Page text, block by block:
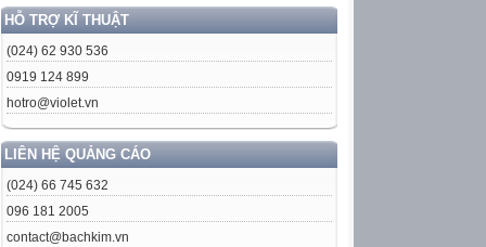
HỖ TRỢ KĨ THUẬT
(024) 62 930 536
0919 124 899
hotro@violet.vn
LIÊN HỆ QUẢNG CÁO
(024) 66 745 632
096 181 2005
contact@bachkim.vn